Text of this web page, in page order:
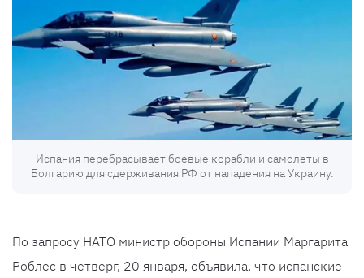
Испания перебрасывает боевые корабли и самолеты в
Болгарию для сдерживания РФ от нападения на Украину.
По запросу НАТО министр обороны Испании Маргарита
Роблес в четверг, 20 января, объявила, что испанские